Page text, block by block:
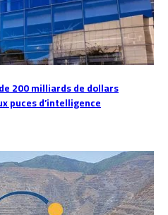
200 milliards de dollars
puces d’intelligence